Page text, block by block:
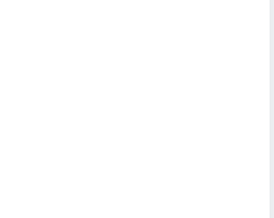
统设计和数据库设计 ，同时考
上下架、帖子增删改、帖子浏
读英文技术文档，经常浏览国内
与程序设计竞赛二等奖